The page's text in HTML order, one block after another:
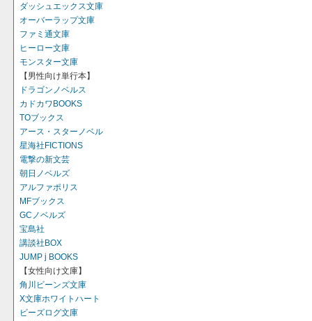
ダッシュエックス文庫
オーバーラップ文庫
ファミ通文庫
ヒーロー文庫
モンスター文庫
【男性向け単行本】
ドラゴンノベルス
カドカワBOOKS
TOブックス
アース・スターノベル
星海社FICTIONS
電撃の新文芸
朝日ノベルズ
アルファポリス
MFブックス
GCノベルズ
宝島社
講談社BOX
JUMP j BOOKS
【女性向け文庫】
角川ビーンズ文庫
X文庫ホワイトハート
ビーズログ文庫